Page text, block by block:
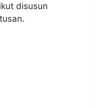
disusun